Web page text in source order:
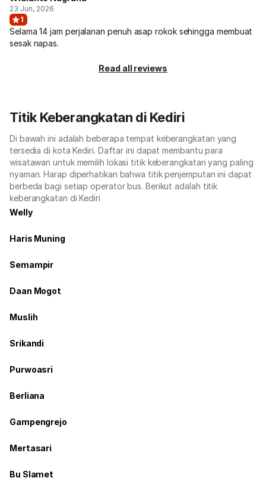
23 Jun, 2026
1
Selama 14 jam perjalanan penuh asap rokok sehingga membuat
sesak napas.
Read all reviews
Titik Keberangkatan di Kediri
Di bawah ini adalah beberapa tempat keberangkatan yang
tersedia di kota Kediri. Daftar ini dapat membantu para
wisatawan untuk memilih lokasi titik keberangkatan yang paling
nyaman. Harap diperhatikan bahwa titik penjemputan ini dapat
berbeda bagi setiap operator bus. Berikut adalah titik
keberangkatan di Kediri
Welly
Haris Muning
Semampir
Daan Mogot
Muslih
Srikandi
Purwoasri
Berliana
Gampengrejo
Mertasari
Bu Slamet